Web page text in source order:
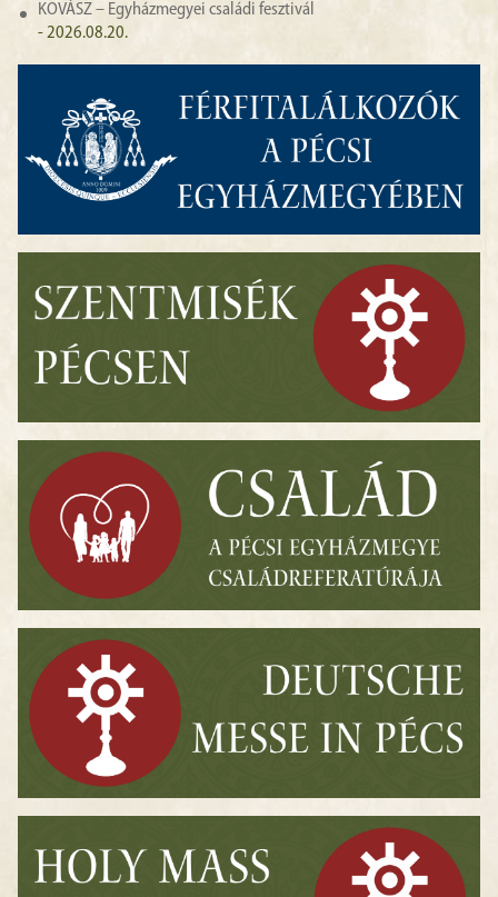
KOVÁSZ – Egyházmegyei családi fesztivál
- 2026.08.20.